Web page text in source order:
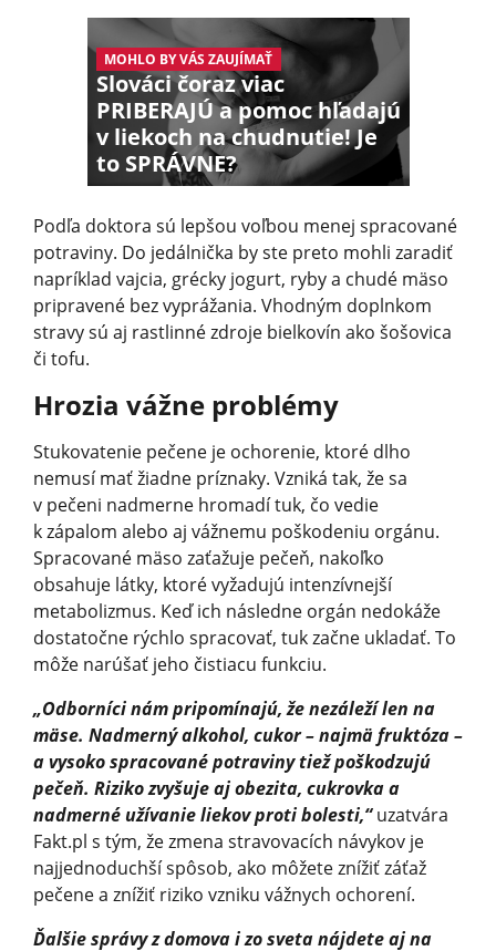
MOHLO BY VÁS ZAUJÍMAŤ
Slováci čoraz viac
PRIBERAJÚ a pomoc hľadajú
v liekoch na chudnutie! Je
to SPRÁVNE?
Podľa doktora sú lepšou voľbou menej spracované
potraviny. Do jedálnička by ste preto mohli zaradiť
napríklad vajcia, grécky jogurt, ryby a chudé mäso
pripravené bez vyprážania. Vhodným doplnkom
stravy sú aj rastlinné zdroje bielkovín ako šošovica
či tofu.
Hrozia vážne problémy
Stukovatenie pečene je ochorenie, ktoré dlho
nemusí mať žiadne príznaky. Vzniká tak, že sa
v pečeni nadmerne hromadí tuk, čo vedie
k zápalom alebo aj vážnemu poškodeniu orgánu.
Spracované mäso zaťažuje pečeň, nakoľko
obsahuje látky, ktoré vyžadujú intenzívnejší
metabolizmus. Keď ich následne orgán nedokáže
dostatočne rýchlo spracovať, tuk začne ukladať. To
môže narúšať jeho čistiacu funkciu.
„Odborníci nám pripomínajú, že nezáleží len na
mäse. Nadmerný alkohol, cukor – najmä fruktóza –
a vysoko spracované potraviny tiež poškodzujú
pečeň. Riziko zvyšuje aj obezita, cukrovka a
nadmerné užívanie liekov proti bolesti,“uzatvára
Fakt.pl s tým, že zmena stravovacích návykov je
najjednoduchší spôsob, ako môžete znížiť záťaž
pečene a znížiť riziko vzniku vážnych ochorení.
Ďalšie správy z domova i zo sveta nájdete aj na